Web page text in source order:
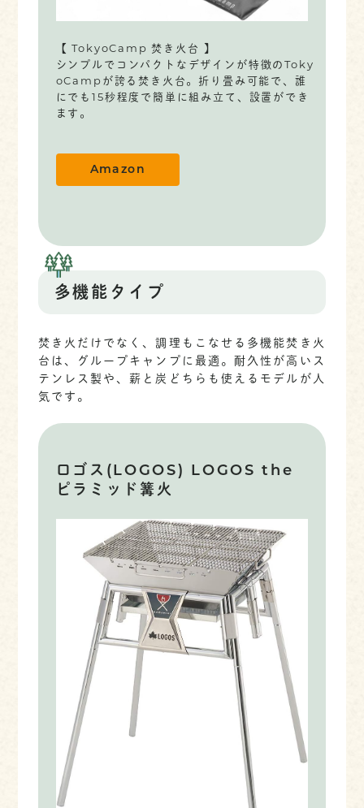
【 TokyoCamp 焚き火台 】
シンプルでコンパクトなデザインが特徴のToky
oCampが誇る焚き火台。折り畳み可能で、誰
にでも15秒程度で簡単に組み立て、設置ができ
ます。
Amazon
多機能タイプ
焚き火だけでなく、調理もこなせる多機能焚き火
台は、グループキャンプに最適。耐久性が高いス
テンレス製や、薪と炭どちらも使えるモデルが人
気です。
ロゴス(LOGOS) LOGOS the
ピラミッド篝火